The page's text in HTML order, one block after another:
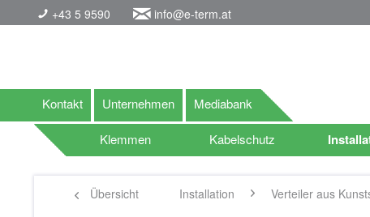
+43 5 9590 info@e-term.at
Kontakt Unternehmen Mediabank
Klemmen Kabelschutz
Übersicht Installation Verteiler aus